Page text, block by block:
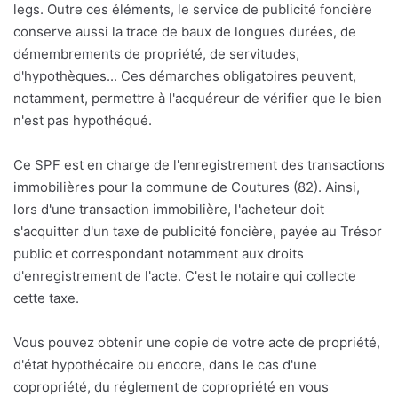
legs. Outre ces éléments, le service de publicité foncière
conserve aussi la trace de baux de longues durées, de
démembrements de propriété, de servitudes,
d'hypothèques... Ces démarches obligatoires peuvent,
notamment, permettre à l'acquéreur de vérifier que le bien
n'est pas hypothéqué.
Ce SPF est en charge de l'enregistrement des transactions
immobilières pour la commune de Coutures (82). Ainsi,
lors d'une transaction immobilière, l'acheteur doit
s'acquitter d'un taxe de publicité foncière, payée au Trésor
public et correspondant notamment aux droits
d'enregistrement de l'acte. C'est le notaire qui collecte
cette taxe.
Vous pouvez obtenir une copie de votre acte de propriété,
d'état hypothécaire ou encore, dans le cas d'une
copropriété, du réglement de copropriété en vous